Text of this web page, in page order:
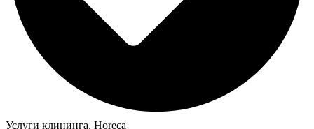
Услуги клининга, Horeca